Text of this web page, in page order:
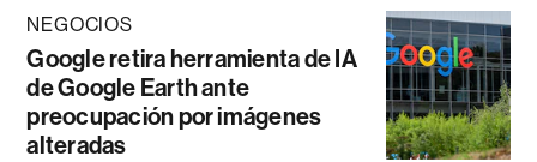
NEGOCIOS
Google retira herramienta de IA
de Google Earth ante
preocupación por imágenes
alteradas